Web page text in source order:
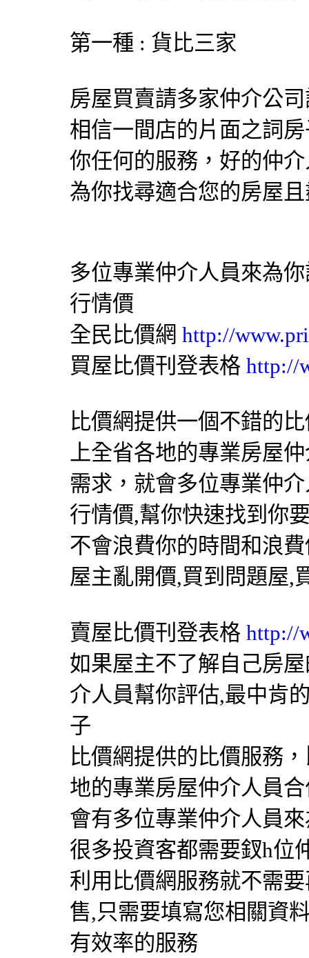
第一種 : 貨比三家
房屋買賣請多家仲介公
相信一間店的片面之詞
你任何的服務，好的仲
為你找尋適合您的房屋
多位專業仲介人員來為
行情價
全民比價網 http://
買屋比價刊登表格 http://
比價網提供一個不錯的
上全省各地的專業房屋
需求，就會多位專業仲
行情價,幫你快速找到你
不會浪費你的時間和浪
屋主亂開價,買到問題屋,
賣屋比價刊登表格 http://
如果屋主不了解自己房
介人員幫你評估,最中肯
子
比價網提供的比價服務
地的專業房屋仲介人員
會有多位專業仲介人員
很多投資客都需要釵h位
利用比價網服務就不需
售,只需要填寫您相關資
有效率的服務